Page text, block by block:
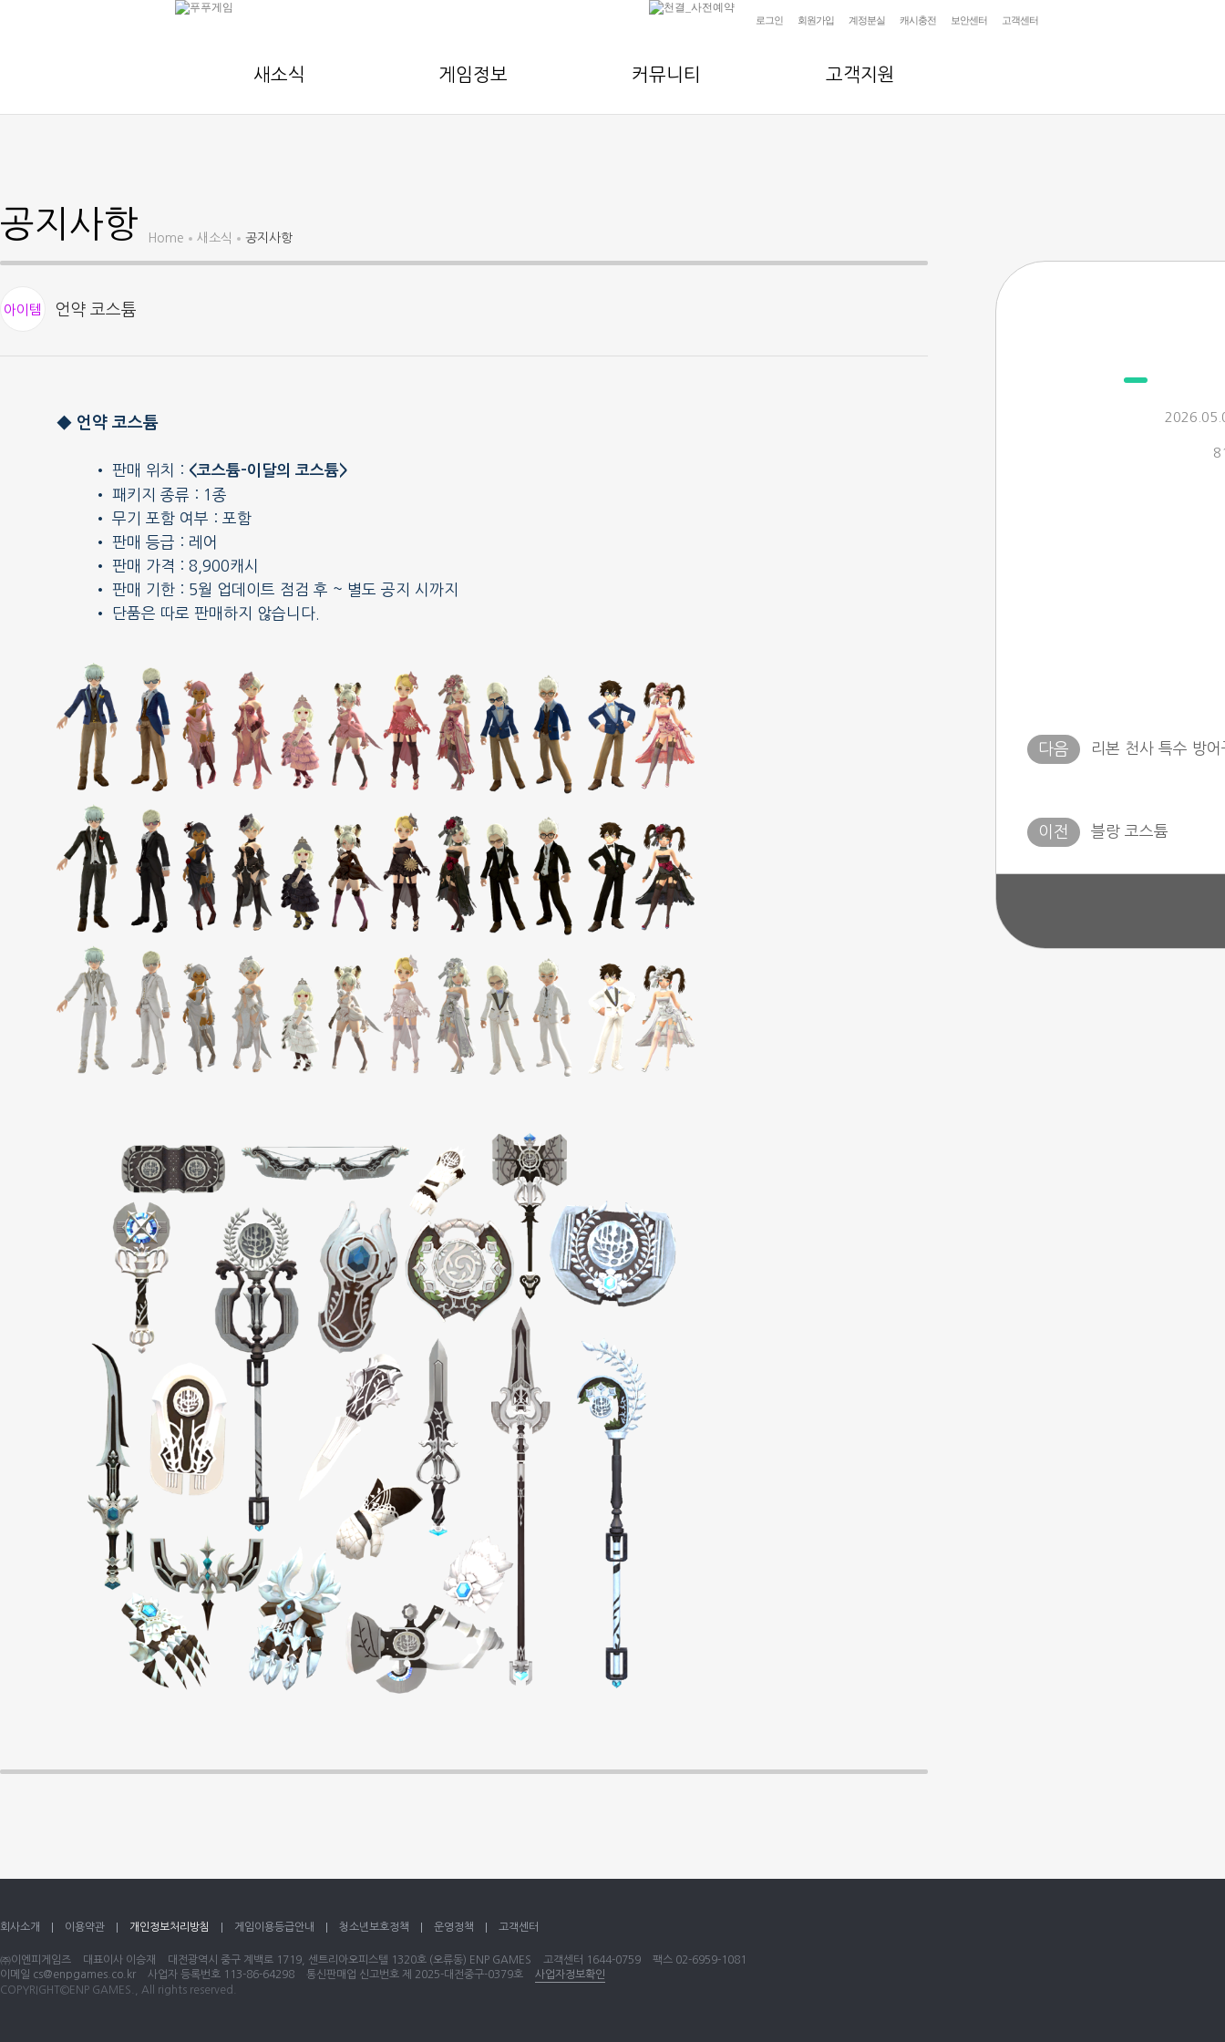
로그인 회원가입 계정분실 캐시충전 보안센터 고객센터
새소식 게임정보 커뮤니티 고객지원
공지사항 Home 새소식 공지사항
아이템 언약 코스튬
◆ 언약 코스튬
• 판매 위치 : <코스튬-이달의 코스튬>
• 패키지 종류 : 1종
• 무기 포함 여부 : 포함
• 판매 등급 : 레어
• 판매 가격 : 8,900캐시
• 판매 기한 : 5월 업데이트 점검 후 ~ 별도 공지 시까지
• 단품은 따로 판매하지 않습니다.
리본 천사 특수 방어
블랑 코스튬
회사소개 이용약관 개인정보처리방침 게임이용등급안내 청소년보호정책 운영정책 고객센터
㈜이엔피게임즈 대표이사 이승재 대전광역시 중구 계백로 1719, 센트리아오피스텔 1320호 (오류동) ENP GAMES 고객센터 1644-0759
팩스 02-6959-1081
이메일 cs@enpgames.co.kr 사업자 등록번호 113-86-64298 통신판매업 신고번호 제 2025-대전중구-0379호
사업자정보확인
COPYRIGHT©ENP GAMES., All rights reserved.